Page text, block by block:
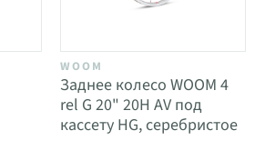
WOOM
Заднее колесо WOOM 4
rel G 20" 20H AV под
кассету HG, серебристое